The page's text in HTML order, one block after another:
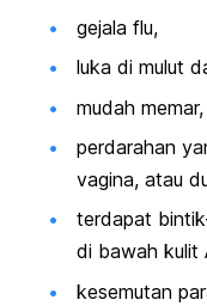
gejala flu,
luka di mulut
mudah memar,
perdarahan
vagina, atau
terdapat
di bawah kulit
kesemutan